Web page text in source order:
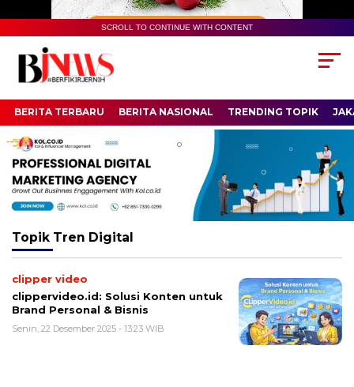
SCROLL TO CONTINUE WITH CONTENT
BERITA TERBARU BERITA NASIONAL TRENDING TOPIK
Topik Tren Digital
clipper video
clippervideo.id: Solusi Konten untuk
Brand Personal & Bisnis
Senin, 22 Desember 2025 - 13:23 WIB